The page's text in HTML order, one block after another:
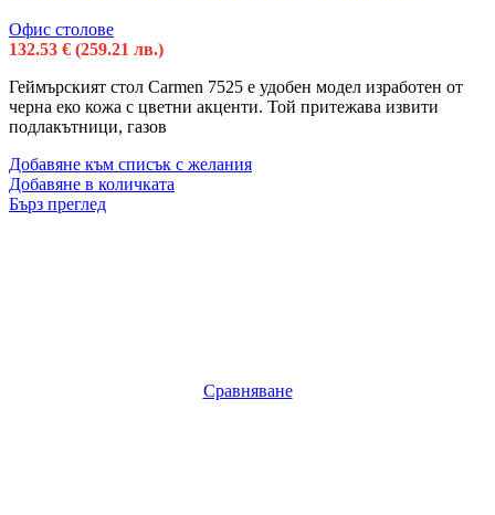
Офис столове
132.53 € (259.21 лв.)
Геймърският стол Carmen 7525 е удобен модел изработен от
черна еко кожа с цветни акценти. Той притежава извити
подлакътници, газов
Добавяне към списък с желания
Добавяне в количката
Бърз преглед
Сравняване